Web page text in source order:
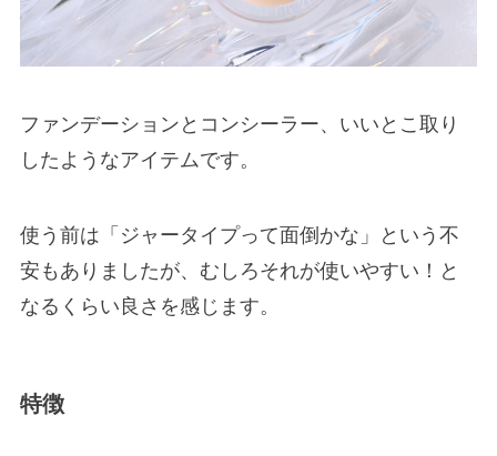
ファンデーションとコンシーラー、いいとこ取り
したようなアイテムです。
使う前は「ジャータイプって面倒かな」という不
安もありましたが、むしろそれが使いやすい！と
なるくらい良さを感じます。
特徴